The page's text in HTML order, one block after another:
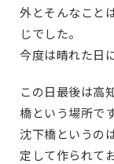
外とそんなこと
じでした。
今度は晴れた日
この日最後は高
橋という場所です
沈下橋というの
定して作られてお